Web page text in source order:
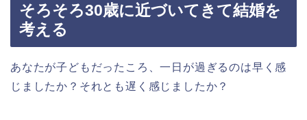
そろそろ30歳に近づいてきて結婚を
考える
あなたが子どもだったころ、一日が過ぎるのは早く感
じましたか？それとも遅く感じましたか？